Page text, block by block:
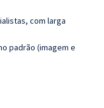
com larga
padrão (imagem e